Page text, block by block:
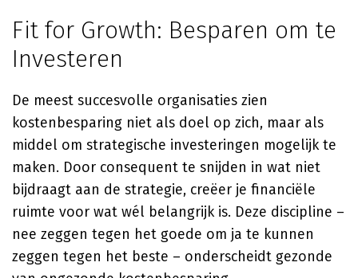
Fit for Growth: Besparen om te
Investeren
De meest succesvolle organisaties zien
kostenbesparing niet als doel op zich, maar als
middel om strategische investeringen mogelijk te
maken. Door consequent te snijden in wat niet
bijdraagt aan de strategie, creëer je financiële
ruimte voor wat wél belangrijk is. Deze discipline –
nee zeggen tegen het goede om ja te kunnen
zeggen tegen het beste – onderscheidt gezonde